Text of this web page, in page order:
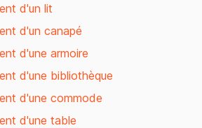
d'un lit
d'un canapé
d'une armoire
d'une bibliothèque
d'une commode
d'une table